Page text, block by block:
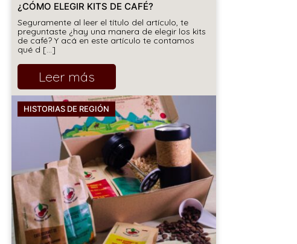
¿CÓMO ELEGIR KITS DE CAFÉ?
Seguramente al leer el título del artículo, te
preguntaste ¿hay una manera de elegir los kits
de café? Y acá en este artículo te contamos
qué d [...]
Leer más
HISTORIAS DE REGIÓN